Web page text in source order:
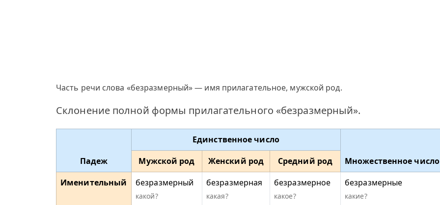
Часть речи слова «безразмерный» — имя прилагательное, мужской род.
Склонение полной формы прилагательного «безразмерный».
Падеж
Единственное число
Множественное число
Мужской род Женский род
Средний род
Именительный
безразмерный
какой?
безразмерная
какая?
безразмерное
какое?
безразмерные
какие?